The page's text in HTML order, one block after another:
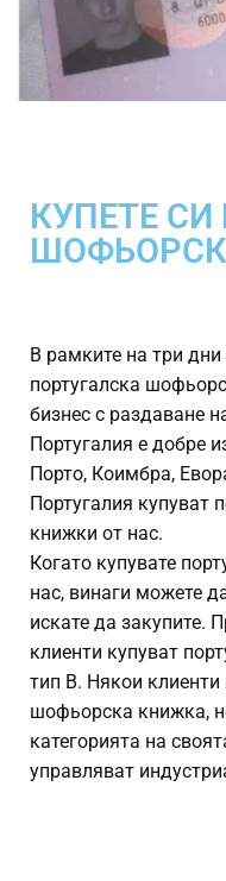
КУПЕТЕ
В рамките на три
португалска
бизнес с раздаване
Португалия е добре
Порто, Коимбра,
Португалия купуват
книжки от нас.
Когато купувате
нас, винаги можете
искате да закупите.
клиенти купуват
тип B. Някои клиенти
шофьорска книжка,
категорията на
управляват